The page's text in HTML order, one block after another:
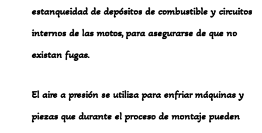
estanqueidad de depósitos de combustible y circuitos
internos de las motos, para asegurarse de que no
existan fugas.
El aire a presión se utiliza para enfriar máquinas y
piezas que durante el proceso de montaje pueden